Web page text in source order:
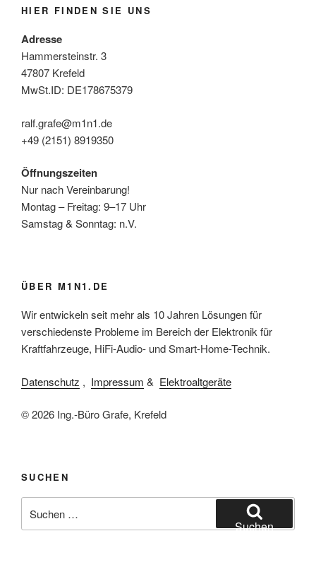
HIER FINDEN SIE UNS
Adresse
Hammersteinstr. 3
47807 Krefeld
MwSt.ID: DE178675379
ralf.grafe@m1n1.de
+49 (2151) 8919350
Öffnungszeiten
Nur nach Vereinbarung!
Montag – Freitag: 9–17 Uhr
Samstag & Sonntag: n.V.
ÜBER M1N1.DE
Wir entwickeln seit mehr als 10 Jahren Lösungen für
verschiedenste Probleme im Bereich der Elektronik für
Kraftfahrzeuge, HiFi-Audio- und Smart-Home-Technik.
Datenschutz , Impressum & Elektroaltgeräte
© 2026 Ing.-Büro Grafe, Krefeld
SUCHEN
nach:
Suchen